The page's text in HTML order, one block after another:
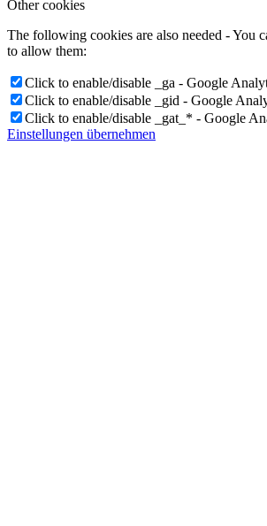
Other cookies
The following cookies are also needed - You
to allow them:
Click to enable/disable _ga - Google
Click to enable/disable _gid - Google
Click to enable/disable _gat_* - Google
Einstellungen übernehmen